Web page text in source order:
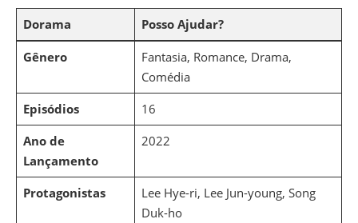
Dorama Posso Ajudar?
Gênero
Fantasia, Romance, Drama,
Comédia
Episódios
16
Ano de
Lançamento
2022
Protagonistas
Lee Hye-ri, Lee Jun-young, Song
Duk-ho